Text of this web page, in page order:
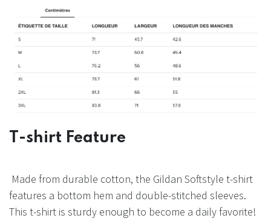
T-shirt Feature
Made from durable cotton, the Gildan Softstyle t-shirt
features a bottom hem and double-stitched sleeves.
This t-shirt is sturdy enough to become a daily favorite!